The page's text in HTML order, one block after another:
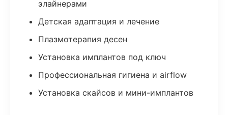
элайнерами
Детская адаптация и лечение
Плазмотерапия десен
Установка имплантов под ключ
Профессиональная гигиена и airflow
Установка скайсов и мини-имплантов